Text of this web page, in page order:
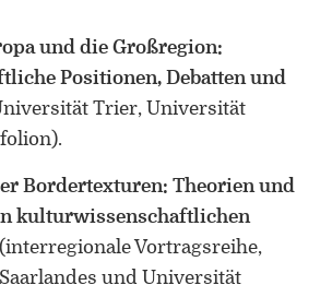
und die Großregion:
Positionen, Debatten und
Trier, Universität
.
Bordertexturen: Theorien und
kulturwissenschaftlichen
(interregionale Vortragsreihe,
und Universität